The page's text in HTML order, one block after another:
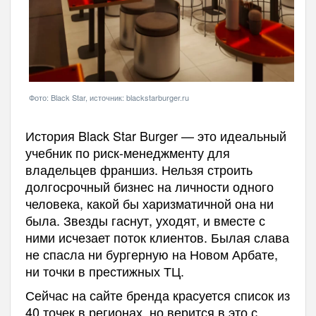
Фото: Black Star, источник: blackstarburger.ru
История Black Star Burger — это идеальный
учебник по риск-менеджменту для
владельцев франшиз. Нельзя строить
долгосрочный бизнес на личности одного
человека, какой бы харизматичной она ни
была. Звезды гаснут, уходят, и вместе с
ними исчезает поток клиентов. Былая слава
не спасла ни бургерную на Новом Арбате,
ни точки в престижных ТЦ.
Сейчас на сайте бренда красуется список из
40 точек в регионах, но верится в это с